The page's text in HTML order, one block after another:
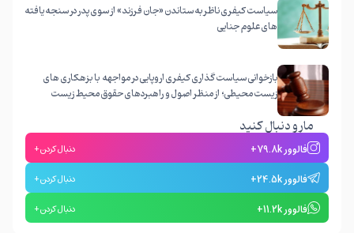
سیاست کیفری ناظر به ستاندن «جان فرزند» از سوی پدر در سنجه یافته
های علوم جنایی
بازخوانی سیاست گذاری کیفری اروپایی در مواجهه با بزهکاری های
زیست محیطی؛ از منظر اصول و راهبردهای حقوق محیط زیست
ادامه مطلب
مارو دنبال کنید
فالوور 79.8k+ دنبال کردن +
فالوور 24.5k+ دنبال کردن +
فالوور 11.2k+ دنبال کردن +